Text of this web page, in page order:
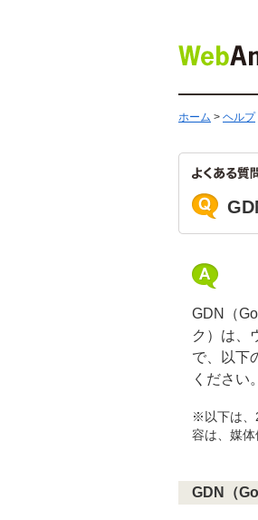
ホーム > ヘルプ
GDN（
ク）は、
で、以下
ください。
※以下は、
容は、媒体
GDN（